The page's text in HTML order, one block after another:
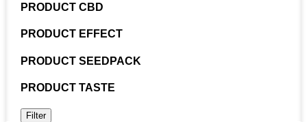
PRODUCT CBD
PRODUCT EFFECT
PRODUCT SEEDPACK
PRODUCT TASTE
Filter